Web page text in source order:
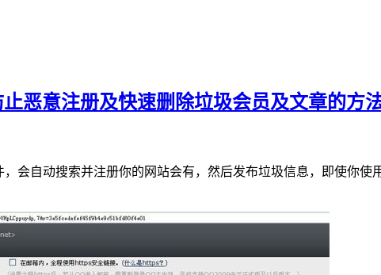
恶意注册及快速删除垃圾会员及文章的方
会自动搜索并注册你的网站会有，然后发布垃圾信息，即使你